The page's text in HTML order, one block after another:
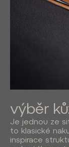
výběr
Je jednou ze
to klasické
inspirace